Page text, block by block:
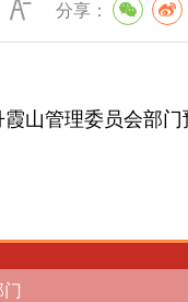
分享：
山管理委员会部门